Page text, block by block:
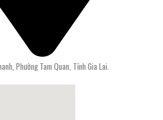
Phường Tam Quan, Tỉnh Gia Lai.